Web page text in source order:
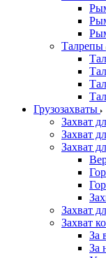
Талрепы
Грузозахваты
Захват
Захват
Захват
Захват
Захват
За
За